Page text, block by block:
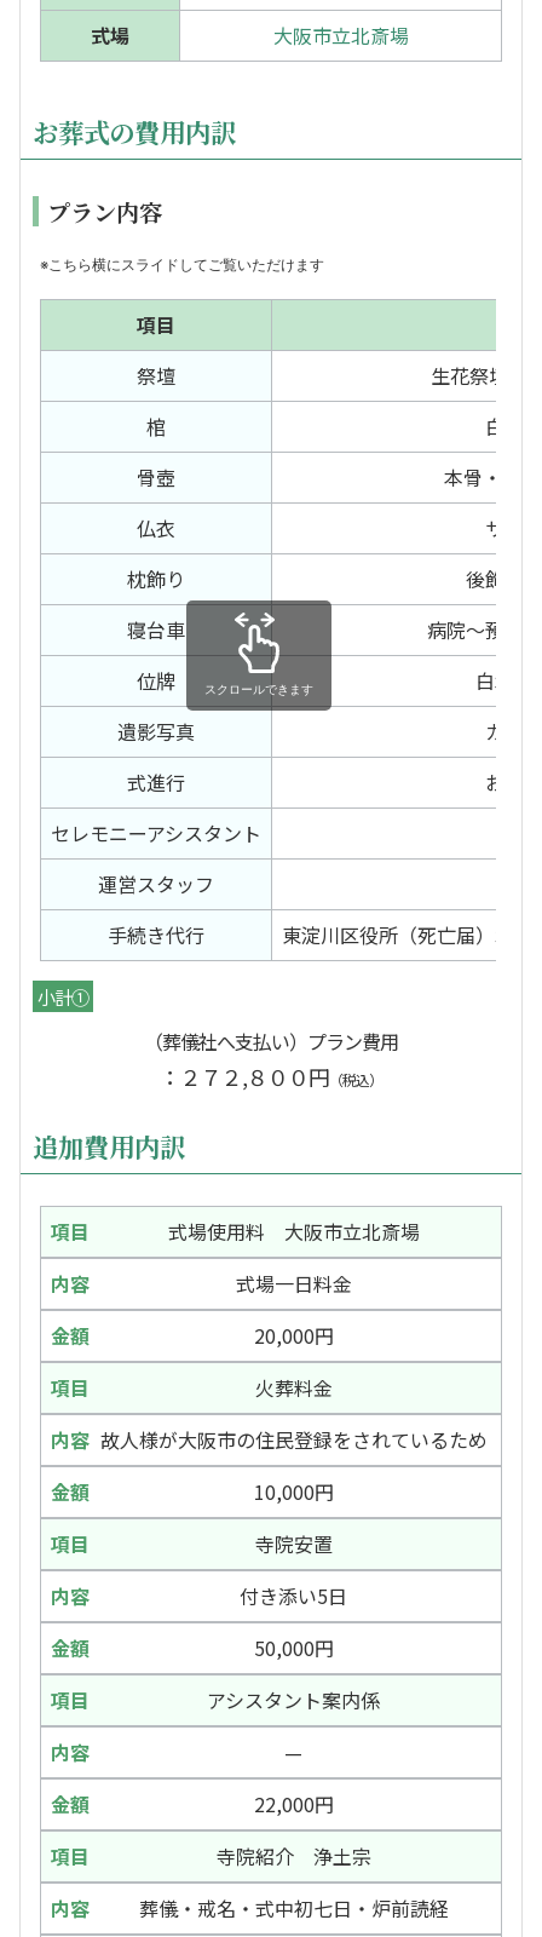
式場
大阪市立北斎場
お葬式の費用内訳
プラン内容
※こちら横にスライドしてご覧いただけます
項目
祭壇
生花祭壇
棺
白布棺
骨壺
本骨・胴
仏衣
サテン
枕飾り
後飾り
寝台車
病院～預か
位牌
白木位
遺影写真
カラー
式進行
お葬式
セレモニーアシスタント
運営スタッフ
手続き代行
東淀川区役所（死亡届）北
小計①
（葬儀社へ支払い）プラン費用
：２７２,８００円 （税込）
追加費用内訳
式場使用料 大阪市立北斎場
式場一日料金
20,000円
火葬料金
故人様が大阪市の住民登録をされているため
10,000円
寺院安置
付き添い5日
50,000円
アシスタント案内係
—
22,000円
寺院紹介 浄土宗
葬儀・戒名・式中初七日・炉前読経